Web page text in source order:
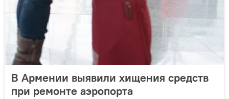
В Армении выявили хищения средств
при ремонте аэропорта